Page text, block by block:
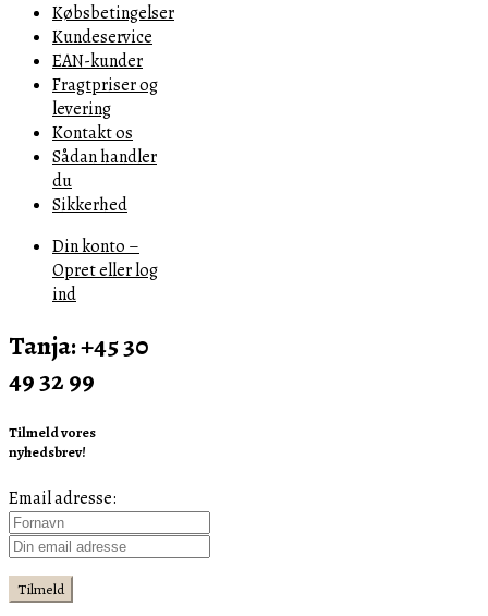
Købsbetingelser
Kundeservice
EAN-kunder
Fragtpriser og
levering
Kontakt os
Sådan handler
du
Sikkerhed
Din konto –
Opret eller log
ind
Tanja: +45 30
49 32 99
Tilmeld vores
nyhedsbrev!
Email adresse: